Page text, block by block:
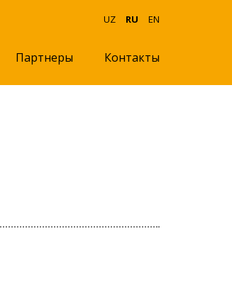
UZ RU EN
Партнеры Контакты